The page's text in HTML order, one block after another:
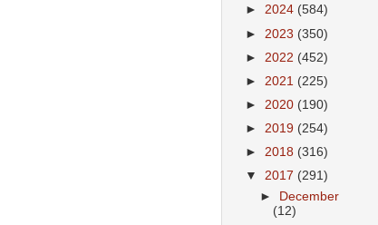
► 2024 (584)
► 2023 (350)
► 2022 (452)
► 2021 (225)
► 2020 (190)
► 2019 (254)
► 2018 (316)
▼ 2017 (291)
►
December
(12)